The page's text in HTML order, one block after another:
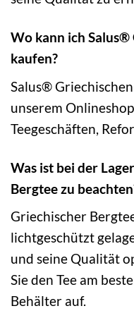
Wo kann ich
kaufen?
Salus®
unserem
Teegeschäften,
Was ist bei der
Bergtee zu
Griechischer
lichtgeschützt
und seine Qualität
Sie den Tee am
Behälter auf.